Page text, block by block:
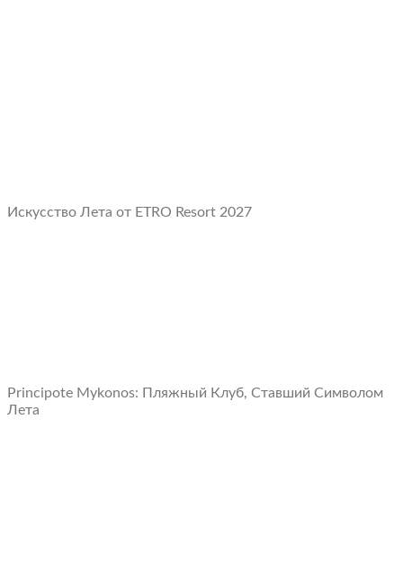
Искусство Лета от ETRO Resort 2027
Principote Mykonos: Пляжный Клуб, Ставший Символом
Лета